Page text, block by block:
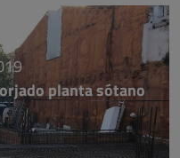
planta sótano